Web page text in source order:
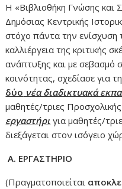
Η «Βιβλιοθήκη Γνώσης και
Δημόσιας Κεντρικής
στόχο πάντα την ενίσχυση
καλλιέργεια της κριτικής
ανάπτυξης και με σεβασμό
κοινότητας, σχεδίασε για
δύο νέα διαδικτυακά
μαθητές/τριες Προσχολικής
εργαστήρι για μαθητές/
διεξάγεται στον ισόγειο
Α. ΕΡΓΑΣΤΗΡΙΟ
(Πραγματοποιείται